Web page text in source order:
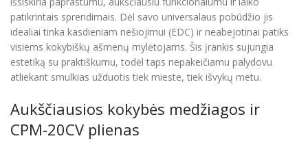
patikrintais sprendimais. Dėl savo universalaus pobūdžio jis
idealiai tinka kasdieniam nešiojimui (EDC) ir neabejotinai patiks
visiems kokybiškų ašmenų mylėtojams. Šis įrankis sujungia
estetiką su praktiškumu, todėl taps nepakeičiamu palydovu
atliekant smulkias užduotis tiek mieste, tiek išvykų metu.
Aukščiausios kokybės medžiagos ir
CPM-20CV plienas